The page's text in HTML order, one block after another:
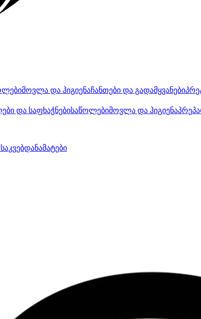
მოვლა და ჰიგიენაჩანთები და გადამყვანები
და საფხაჭნებისაწოლებიმოვლა და ჰიგიენა